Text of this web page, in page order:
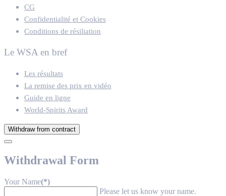
CG
Confidentialité et Cookies
Conditions de résiliation
Le WSA en bref
Les résultats
La remise des prix en vidéo
Guide en ligne
World-Spirits Award
Withdraw from contract
Withdrawal Form
Your Name(*)
Please let us know your name.